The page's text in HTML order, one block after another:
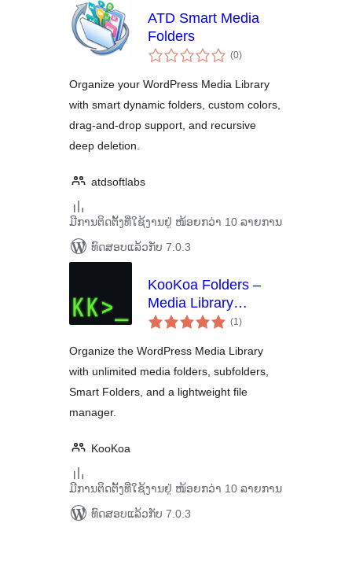
ATD Smart Media
Folders
(0ຄະແນນ
ທັງໝົດ
)
Organize your WordPress Media Library
with smart dynamic folders, custom colors,
drag-and-drop support, and recursive
deep deletion.
atdsoftlabs
ມີການຕິດຕັ້ງທີ່ໃຊ້ງານຢູ່ ໜ້ອຍກວ່າ 10 ລາຍການ
ທົດສອບແລ້ວກັບ 7.0.3
KooKoa Folders –
Media Library
Folders & File(1ຄະແນນ
ທັງໝົດ
)
Organize the WordPress Media Library
with unlimited media folders, subfolders,
Smart Folders, and a lightweight file
manager.
KooKoa
ມີການຕິດຕັ້ງທີ່ໃຊ້ງານຢູ່ ໜ້ອຍກວ່າ 10 ລາຍການ
ທົດສອບແລ້ວກັບ 7.0.3